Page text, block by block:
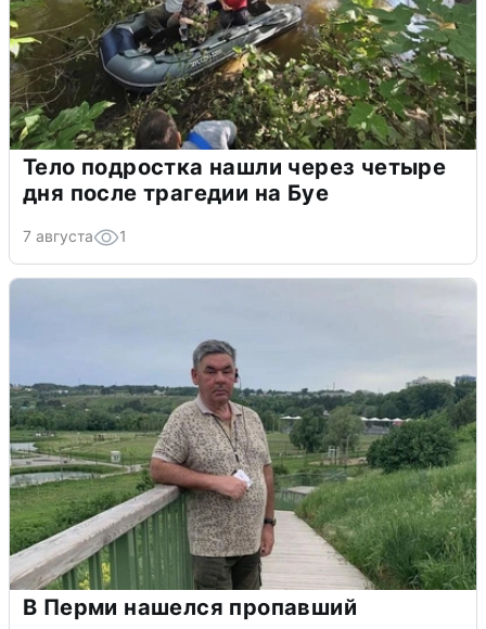
Тело подростка нашли через четыре
дня после трагедии на Буе
7 августа 1
В Перми нашелся пропавший